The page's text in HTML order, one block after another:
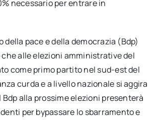
necessario per entrare in
della pace e della democrazia (Bdp)
alle elezioni amministrative del
come primo partito nel sud-est del
curda e a livello nazionale si aggira
alla prossime elezioni presenterà
per bypassare lo sbarramento e